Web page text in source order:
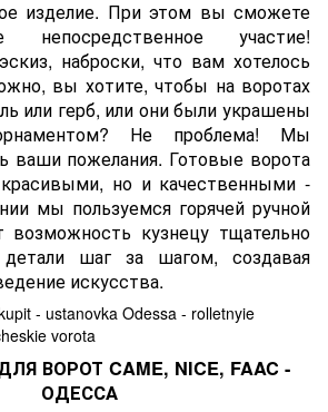
изделие. При этом вы сможете
непосредственное участие!
наброски, что вам хотелось
вы хотите, чтобы на воротах
или герб, или они были украшены
Не проблема! Мы
ваши пожелания. Готовые ворота
но и качественными -
мы пользуемся горячей ручной
возможность кузнецу тщательно
шаг за шагом, создавая
искусства.
ВОРОТ CAME, NICE, FAAC -
ОДЕССА